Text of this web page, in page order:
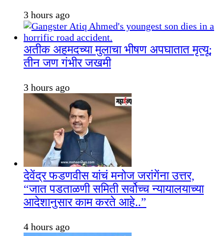
3 hours ago
अतीक अहमदच्या मुलाचा भीषण अपघातात मृत्यू;
तीन जण गंभीर जखमी
3 hours ago
देवेंद्र फडणवीस यांचं मनोज जरांगेंना उत्तर,
“जात पडताळणी समिती सर्वोच्च न्यायालयाच्या
आदेशानुसार काम करते आहे..”
4 hours ago